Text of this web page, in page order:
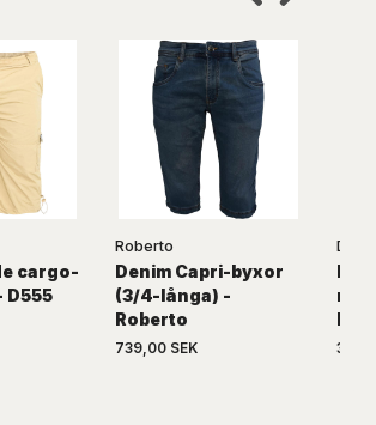
cargo-
D555
Roberto
Denim Capri-byxor
(3/4-långa) -
Roberto
739,00 SEK
D555